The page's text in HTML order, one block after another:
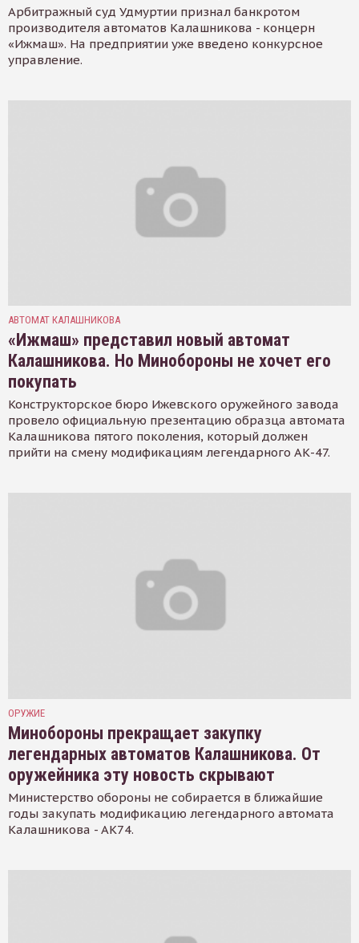
Арбитражный суд Удмуртии признал банкротом
производителя автоматов Калашникова - концерн
«Ижмаш». На предприятии уже введено конкурсное
управление.
АВТОМАТ КАЛАШНИКОВА
«Ижмаш» представил новый автомат
Калашникова. Но Минобороны не хочет его
покупать
Конструкторское бюро Ижевского оружейного завода
провело официальную презентацию образца автомата
Калашникова пятого поколения, который должен
прийти на смену модификациям легендарного АК-47.
ОРУЖИЕ
Минобороны прекращает закупку
легендарных автоматов Калашникова. От
оружейника эту новость скрывают
Министерство обороны не собирается в ближайшие
годы закупать модификацию легендарного автомата
Калашникова - АК74.